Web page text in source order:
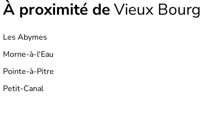
À proximité deVieux Bourg
Les Abymes
Morne-à-l'Eau
Pointe-à-Pitre
Petit-Canal